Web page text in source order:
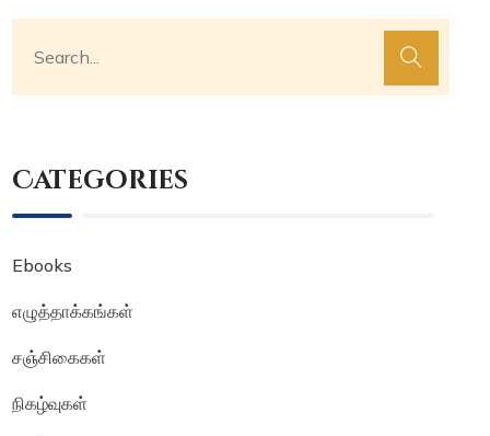
Categories
Ebooks
எழுத்தாக்கங்கள்
சஞ்சிகைகள்
நிகழ்வுகள்